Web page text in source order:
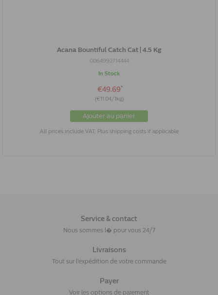
Acana Bountiful Catch Cat | 4.5 Kg
0064992714444
In Stock
€49.69*
(€11.04/1kg)
Ajouter au panier
All prices include VAT, Plus shipping costs if applicable
Service & contact
Nous sommes l� pour vous 24/7
Livraisons
Tout sur l'expédition de votre commande
Payer
Voir les options de paiement